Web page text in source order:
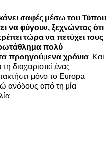
σαφές μέσω του Τύπου
να φύγουν, ξεχνώντας ότι
τώρα να πετύχει τους
πολύ
προηγούμενα χρόνια. Και
διαχειριστεί ένας
μόνο το Europa
ανόδους από τη μία